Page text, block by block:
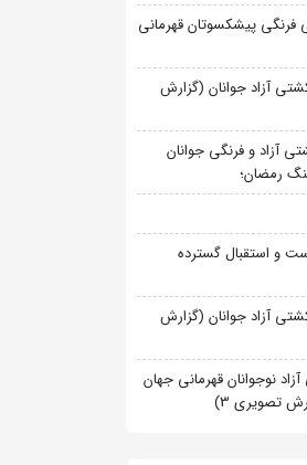
پیشکسوتان قهرمانی
آزاد جوانان (گزارش
آزاد و فرنگی جوانان
رمضان؛
و استقبال گسترده
آزاد جوانان (گزارش
نوجوانان قهرمانی جهان
تصویری 3)